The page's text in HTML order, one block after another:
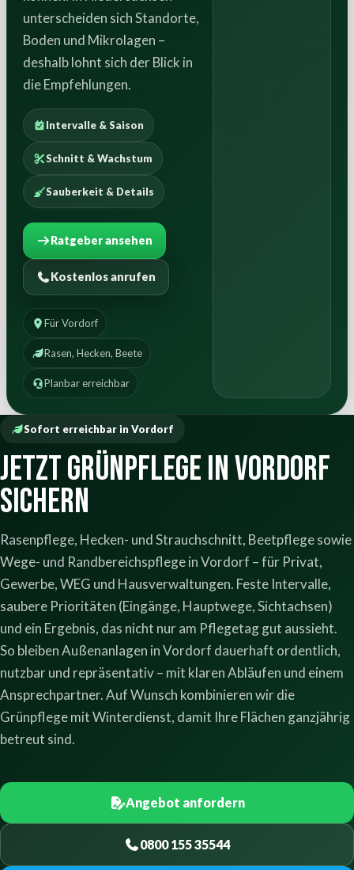
unterscheiden sich Standorte,
Boden und Mikrolagen –
deshalb lohnt sich der Blick in
die Empfehlungen.
Intervalle & Saison
Schnitt & Wachstum
Sauberkeit & Details
Ratgeber ansehen
Kostenlos anrufen
Für Vordorf
Rasen, Hecken, Beete
Planbar erreichbar
Sofort erreichbar in Vordorf
Jetzt Grünpflege in Vordorf
sichern
Rasenpflege, Hecken- und Strauchschnitt, Beetpflege sowie
Wege- und Randbereichspflege in Vordorf – für Privat,
Gewerbe, WEG und Hausverwaltungen. Feste Intervalle,
saubere Prioritäten (Eingänge, Hauptwege, Sichtachsen)
und ein Ergebnis, das nicht nur am Pflegetag gut aussieht.
So bleiben Außenanlagen in Vordorf dauerhaft ordentlich,
nutzbar und repräsentativ – mit klaren Abläufen und einem
Ansprechpartner. Auf Wunsch kombinieren wir die
Grünpflege mit Winterdienst, damit Ihre Flächen ganzjährig
betreut sind.
Angebot anfordern
0800 155 35544